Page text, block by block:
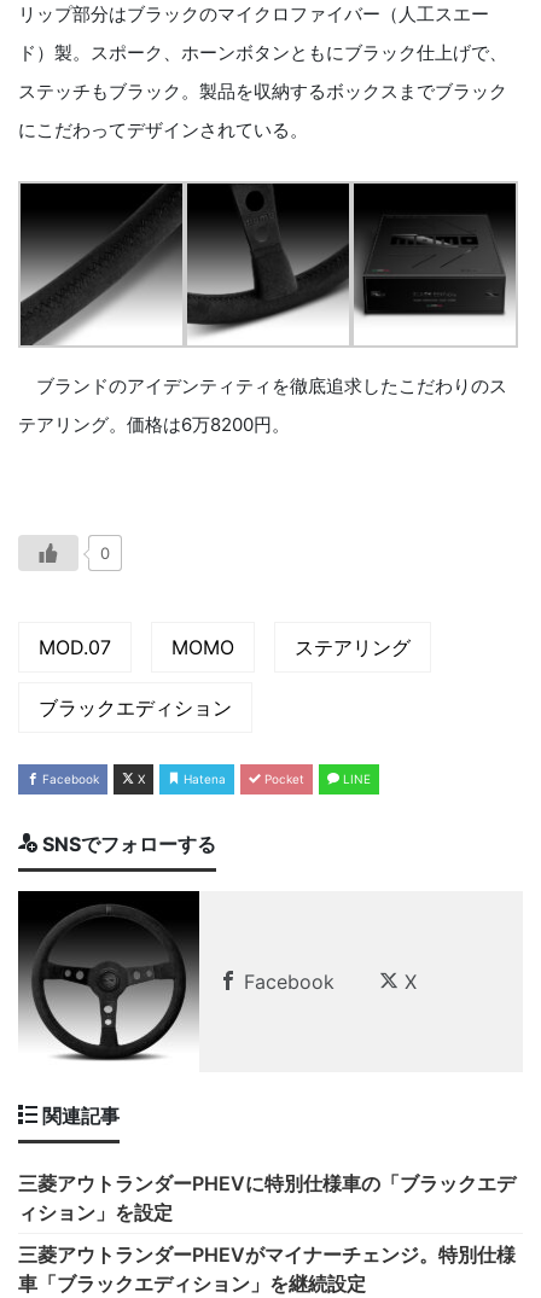
リップ部分はブラックのマイクロファイバー（人工スエー
ド）製。スポーク、ホーンボタンともにブラック仕上げで、
ステッチもブラック。製品を収納するボックスまでブラック
にこだわってデザインされている。
ブランドのアイデンティティを徹底追求したこだわりのス
テアリング。価格は6万8200円。
0
MOD.07 MOMO ステアリング
ブラックエディション
Facebook X Hatena Pocket LINE
SNSでフォローする
Facebook X
関連記事
三菱アウトランダーPHEVに特別仕様車の「ブラックエデ
ィション」を設定
三菱アウトランダーPHEVがマイナーチェンジ。特別仕様
車「ブラックエディション」を継続設定